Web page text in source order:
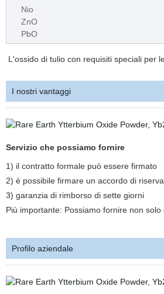
Nio
ZnO
PbO
L'ossido di tulio con requisiti speciali per
I nostri vantaggi
Servizio che possiamo fornire
1) il contratto formale può essere firmato
2) è possibile firmare un accordo di
3) garanzia di rimborso di sette giorni
Più importante: Possiamo fornire non
Profilo aziendale